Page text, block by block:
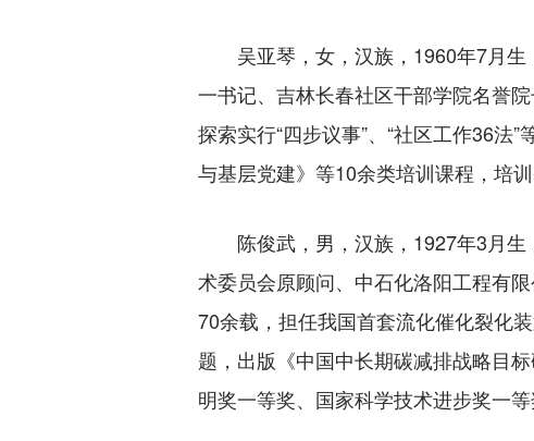
吴亚琴，女，汉族，1960年7月生
一书记、吉林长春社区干部学院名誉
探索实行“四步议事”、“社区工作36法
与基层党建》等10余类培训课程，培
陈俊武，男，汉族，1927年3月生
术委员会原顾问、中石化洛阳工程有
70余载，担任我国首套流化催化裂化
题，出版《中国中长期碳减排战略目
明奖一等奖、国家科学技术进步奖一等